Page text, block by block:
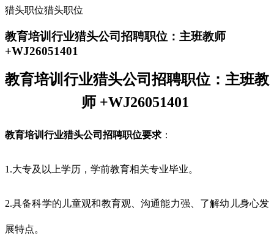
猎头职位猎头职位
教育培训行业猎头公司招聘职位：主班教师
+WJ26051401
教育培训行业猎头公司招聘职位： 主班教
师 +WJ26051401
教育培训行业猎头公司招聘职位要求 ：
1.大专及以上学历，学前教育相关专业毕业。
2.具备科学的儿童观和教育观、沟通能力强、了解幼儿身心发
展特点。